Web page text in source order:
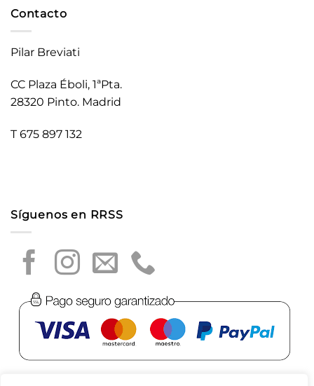
Contacto
Pilar Breviati
CC Plaza Éboli, 1ªPta.
28320 Pinto. Madrid
T 675 897 132
Síguenos en RRSS